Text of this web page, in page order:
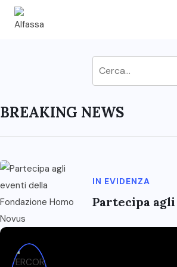
BREAKING NEWS
IN EVIDENZA
Partecipa